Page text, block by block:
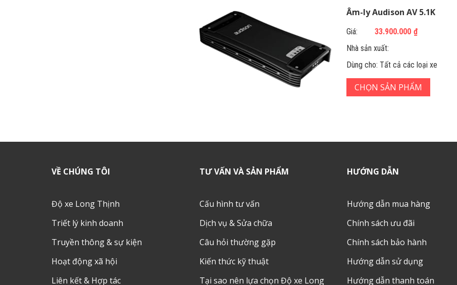
Âm-ly Audison AV 5.1K
Giá: 33.900.000 ₫
Nhà sản xuất:
Dùng cho:Tất cả các loại xe
CHỌN SẢN PHẨM
VỀ CHÚNG TÔI
Độ xe Long Thịnh
Triết lý kinh doanh
Truyền thông & sự kiện
Hoạt động xã hội
Liên kết & Hợp tác
TƯ VẤN VÀ SẢN PHẨM
Cấu hình tư vấn
Dịch vụ & Sửa chữa
Câu hỏi thường gặp
Kiến thức kỹ thuật
Tại sao nên lựa chọn Độ xe Long
HƯỚNG DẪN
Hướng dẫn mua hàng
Chính sách ưu đãi
Chính sách bảo hành
Hướng dẫn sử dụng
Hướng dẫn thanh toán